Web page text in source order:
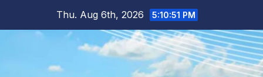
Thu. Aug 6th, 2026 5:10:52 PM